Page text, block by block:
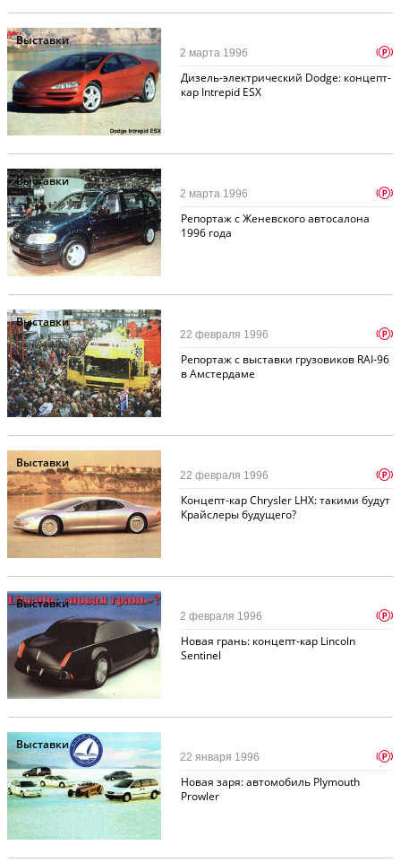
Выставки
Дизель-электрический Dodge: концепт-
кар Intrepid ESX
2 марта 1996 p
Выставки
Репортаж с Женевского автосалона
1996 года
2 марта 1996 p
Выставки
Репортаж с выставки грузовиков RAI-96
в Амстердаме
22 февраля 1996 p
Выставки
Концепт-кар Chrysler LHX: такими будут
Крайслеры будущего?
22 февраля 1996 p
Выставки
Новая грань: концепт-кар Lincoln
Sentinel
2 февраля 1996 p
Выставки
Новая заря: автомобиль Plymouth
Prowler
22 января 1996 p